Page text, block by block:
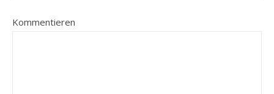
Kommentieren